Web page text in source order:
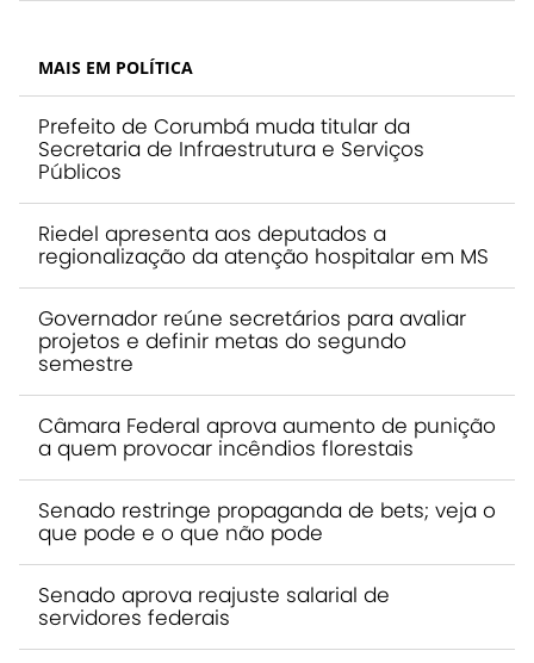
MAIS EM POLÍTICA
Prefeito de Corumbá muda titular da
Secretaria de Infraestrutura e Serviços
Públicos
Riedel apresenta aos deputados a
regionalização da atenção hospitalar em MS
Governador reúne secretários para avaliar
projetos e definir metas do segundo
semestre
Câmara Federal aprova aumento de punição
a quem provocar incêndios florestais
Senado restringe propaganda de bets; veja o
que pode e o que não pode
Senado aprova reajuste salarial de
servidores federais